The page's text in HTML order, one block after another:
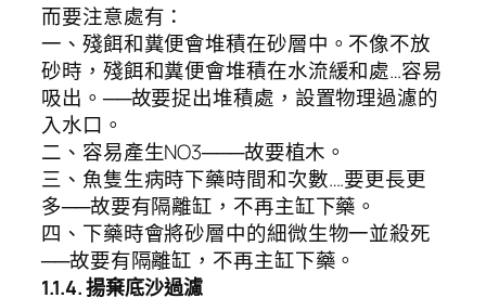
而要注意處有：
一、殘餌和糞便會堆積在砂層中。不像不放
砂時，殘餌和糞便會堆積在水流緩和處…容易
吸出。──故要捉出堆積處，設置物理過濾的
入水口。
二、容易產生NO3───故要植木。
三、魚隻生病時下藥時間和次數….要更長更
多──故要有隔離缸，不再主缸下藥。
四、下藥時會將砂層中的細微生物一並殺死
──故要有隔離缸，不再主缸下藥。
1.1.4. 揚棄底沙過濾